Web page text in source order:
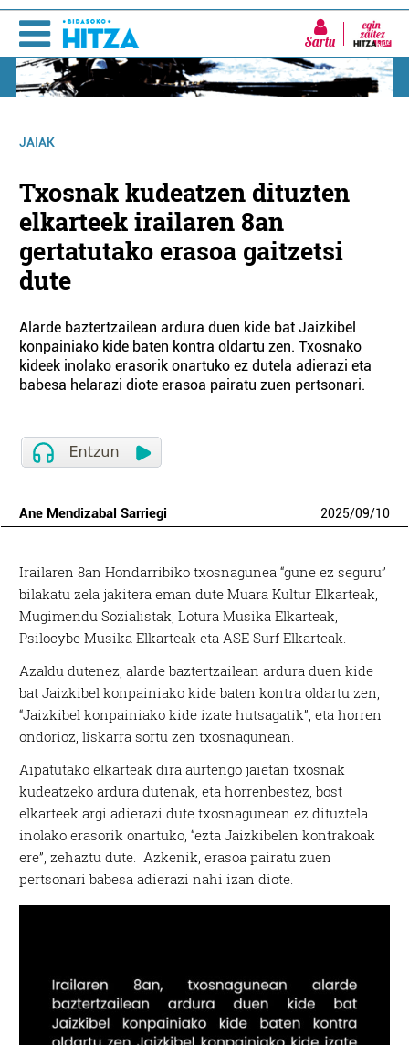
Sartu
JAIAK
Txosnak kudeatzen dituzten
elkarteek irailaren 8an
gertatutako erasoa gaitzetsi
dute
Alarde baztertzailean ardura duen kide bat Jaizkibel
konpainiako kide baten kontra oldartu zen. Txosnako
kideek inolako erasorik onartuko ez dutela adierazi eta
babesa helarazi diote erasoa pairatu zuen pertsonari.
Ane Mendizabal Sarriegi 2025/09/10
Irailaren 8an Hondarribiko txosnagunea “gune ez seguru”
bilakatu zela jakitera eman dute Muara Kultur Elkarteak,
Mugimendu Sozialistak, Lotura Musika Elkarteak,
Psilocybe Musika Elkarteak eta ASE Surf Elkarteak.
Azaldu dutenez, alarde baztertzailean ardura duen kide
bat Jaizkibel konpainiako kide baten kontra oldartu zen,
“Jaizkibel konpainiako kide izate hutsagatik”, eta horren
ondorioz, liskarra sortu zen txosnagunean.
Aipatutako elkarteak dira aurtengo jaietan txosnak
kudeatzeko ardura dutenak, eta horrenbestez, bost
elkarteek argi adierazi dute txosnagunean ez dituztela
inolako erasorik onartuko, “ezta Jaizkibelen kontrakoak
ere”, zehaztu dute. Azkenik, erasoa pairatu zuen
pertsonari babesa adierazi nahi izan diote.